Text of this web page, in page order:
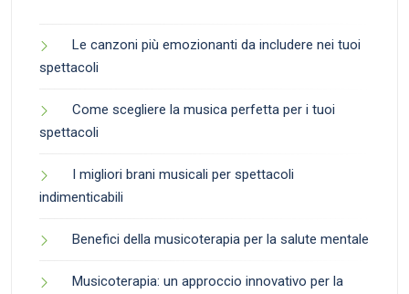
Le canzoni più emozionanti da includere nei tuoi
spettacoli
Come scegliere la musica perfetta per i tuoi
spettacoli
I migliori brani musicali per spettacoli
indimenticabili
Benefici della musicoterapia per la salute mentale
Musicoterapia: un approccio innovativo per la